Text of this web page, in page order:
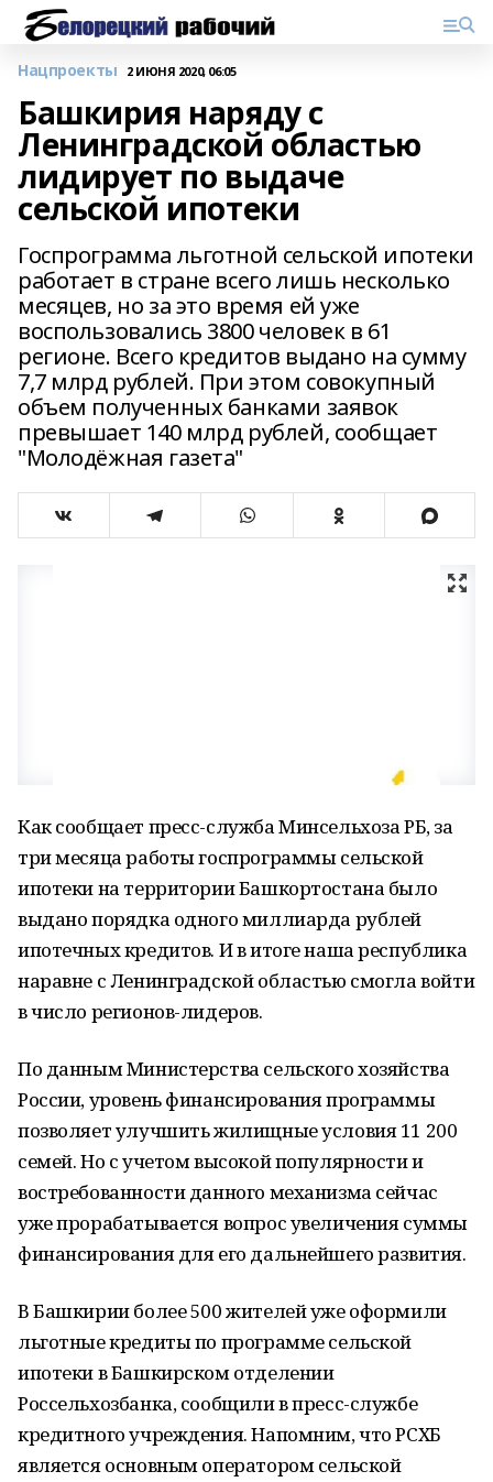
Нацпроекты 2 ИЮНЯ 2020, 06:05
Башкирия наряду с
Ленинградской областью
лидирует по выдаче
сельской ипотеки
Госпрограмма льготной сельской ипотеки
работает в стране всего лишь несколько
месяцев, но за это время ей уже
воспользовались 3800 человек в 61
регионе. Всего кредитов выдано на сумму
7,7 млрд рублей. При этом совокупный
объем полученных банками заявок
превышает 140 млрд рублей, сообщает
"Молодёжная газета"
Как сообщает пресс-служба Минсельхоза РБ, за
три месяца работы госпрограммы сельской
ипотеки на территории Башкортостана было
выдано порядка одного миллиарда рублей
ипотечных кредитов. И в итоге наша республика
наравне с Ленинградской областью смогла войти
в число регионов-лидеров.
По данным Министерства сельского хозяйства
России, уровень финансирования программы
позволяет улучшить жилищные условия 11 200
семей. Но с учетом высокой популярности и
востребованности данного механизма сейчас
уже прорабатывается вопрос увеличения суммы
финансирования для его дальнейшего развития.
В Башкирии более 500 жителей уже оформили
льготные кредиты по программе сельской
ипотеки в Башкирском отделении
Россельхозбанка, сообщили в пресс-службе
кредитного учреждения. Напомним, что РСХБ
является основным оператором сельской